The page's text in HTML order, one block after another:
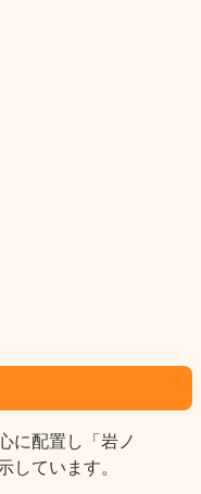
に配置し「岩ノ
しています。